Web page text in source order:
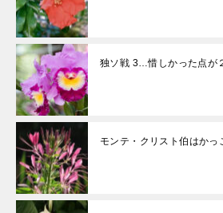
独ソ戦 3…惜しかった点が
モンテ・クリスト伯はかっ